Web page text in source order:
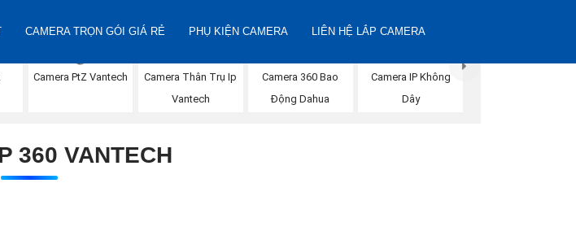
CAMERA TRỌN GÓI GIÁ RẺ PHỤ KIỆN CAMERA LIÊN HỆ LẮP CAMERA
Camera PtZ Vantech
Camera Thân Trụ Ip
Vantech
Camera 360 Bao
Động Dahua
Camera IP Không
Dây
360 VANTECH